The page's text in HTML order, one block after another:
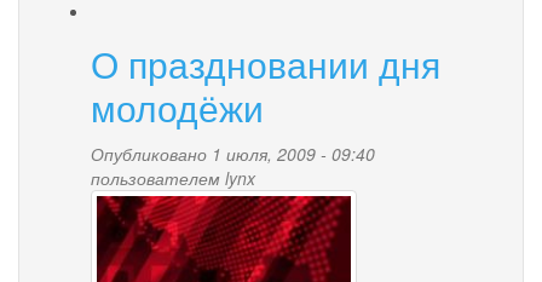
годовщиной
образования
Камчатского
края
О праздновании дня
молодёжи
Опубликовано 1 июля, 2009 - 09:40
пользователем lynx
news-
palana.jpg